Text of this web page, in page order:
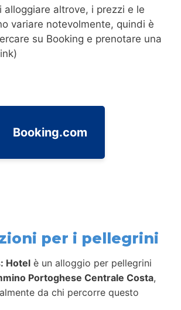
alloggiare altrove, i prezzi e le
variare notevolmente, quindi è
su Booking e prenotare una
Booking.com
per i pellegrini
Hotel è un alloggio per pellegrini
Portoghese Centrale Costa,
da chi percorre questo